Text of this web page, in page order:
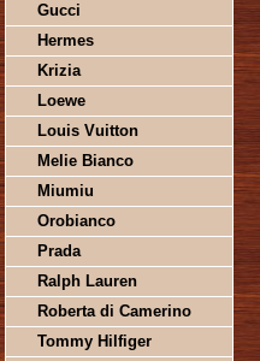
Gucci
Hermes
Krizia
Loewe
Louis Vuitton
Melie Bianco
Miumiu
Orobianco
Prada
Ralph Lauren
Roberta di Camerino
Tommy Hilfiger